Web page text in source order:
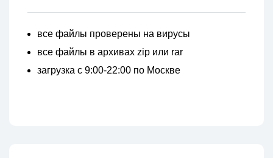
все файлы проверены на вирусы
все файлы в архивах zip или rar
загрузка с 9:00-22:00 по Москве